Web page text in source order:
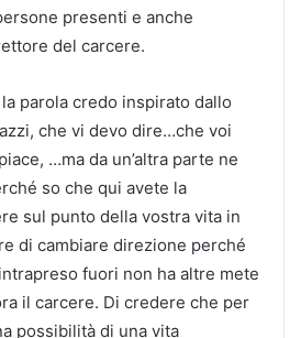
presenti e anche
del carcere.
parola credo inspirato dallo
che vi devo dire…che voi
…ma da un’altra parte ne
so che qui avete la
sul punto della vostra vita in
di cambiare direzione perché
fuori non ha altre mete
il carcere. Di credere che per
possibilità di una vita